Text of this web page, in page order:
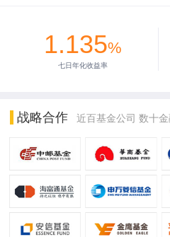
2024年春节假期安排公告
【重要】关于暂停新用户注册的
重要！关于完善投资者身份信
1.135%
七日年化收益率
战略合作 近百基金公司 数十